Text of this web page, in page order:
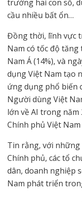
trưởng hai con số,
cầu nhiều bất ổn…
Đồng thời, lĩnh vực
Nam có tốc độ
Nam Á (14%), và
dụng Việt Nam tạo
ứng dụng phổ biến
Người dùng Việt
lớn về AI trong năm
Chính phủ Việt
Tin rằng, với
Chính phủ, các tổ
dân, doanh nghiệp
Nam phát triển